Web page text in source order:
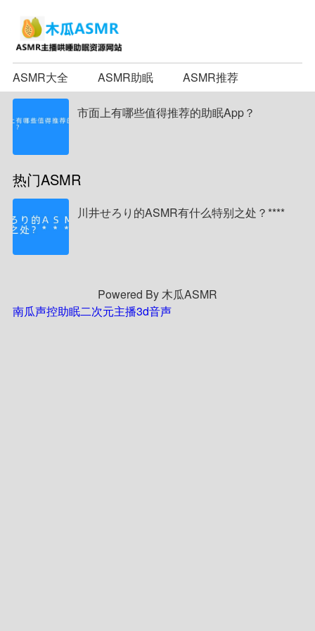
ASMR大全 ASMR助眠 ASMR推荐
市面上有哪些值得推荐的助眠App？
热门ASMR
川井せろり的ASMR有什么特别之处？****
Powered By 木瓜ASMR
南瓜声控助眠二次元主播3d音声